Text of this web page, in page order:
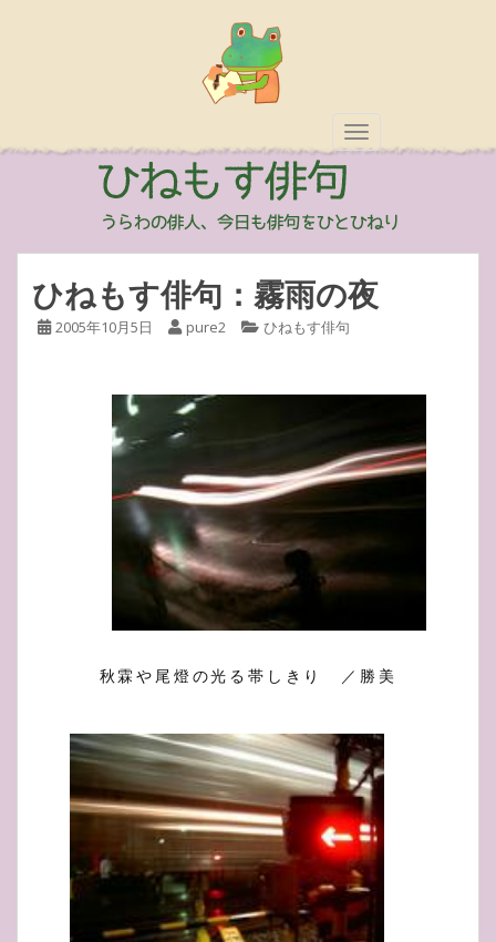
TOGGLE
ひねもす俳句：霧雨の夜
2005年10月5日 pure2 ひねもす俳句
秋霖や尾燈の光る帯しきり ／勝美